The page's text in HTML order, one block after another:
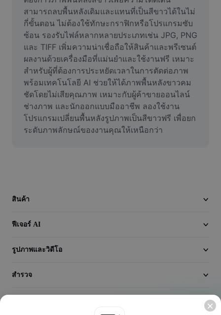
AI Text Remover
AI People Remover
AI Inpainting
Face Cutout
ลบพื้นหลังวิดีโอ
เพิ่มคำบรรยายในวิดีโอ
เครื่องมือแปลงวิดีโอ
สามารถลบพื้นหลังเดิมและแทนที่เป็นสีขาวได้ในไม่
กี่ขั้นตอน ไม่ต้องใช้ทักษะกราฟิกหรือโปรแกรมซับ
ซ้อน รองรับไฟล์หลากหลายประเภทเช่น JPG, PNG
และ TIFF เพิ่มความน่าเชื่อถือให้สินค้าและพรีเซนต์
ผลงานด้วยเครื่องมือที่แม่นยำและใช้งานฟรี เหมาะ
สำหรับผู้ที่ต้องการประหยัดเวลาในการตัดต่อภาพ
พร้อมเทคโนโลยี AI ช่วยให้ได้ภาพพื้นหลังขาวคม
ชัดโดยไม่เสียคุณภาพ เหมาะกับผู้ค้าขายออนไลน์
ช่างภาพ และนักออกแบบมืออาชีพ ลองใช้งาน
โปรแกรมเปลี่ยนพื้นหลังรูปภาพเป็นสีขาวฟรี เพื่อยก
ระดับภาพลักษณ์ของงานคุณให้เหนือกว่า
สินค้า
ฟีเจอร์ AI
รูปภาพและวิดีโอ
สำรวจ